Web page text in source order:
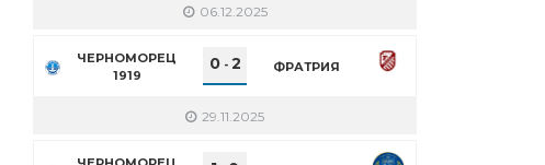
06.12.2025
ЧЕРНОМОРЕЦ
1919
0- 2 ФРАТРИЯ
29.11.2025